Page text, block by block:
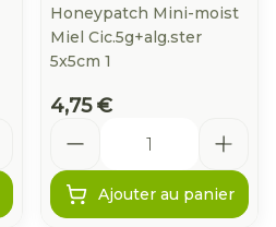
Honeypatch Mini-moist
Miel Cic.5g+alg.ster
5x5cm 1
4,75 €
Ajouter au panier